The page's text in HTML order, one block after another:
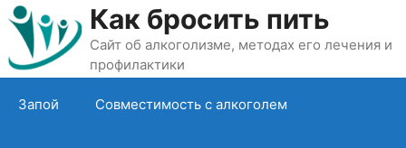
Перейти
содержимому
Как бросить пить
Сайт об алкоголизме, методах его лечения и
профилактики
Запой Совместимость с алкоголем